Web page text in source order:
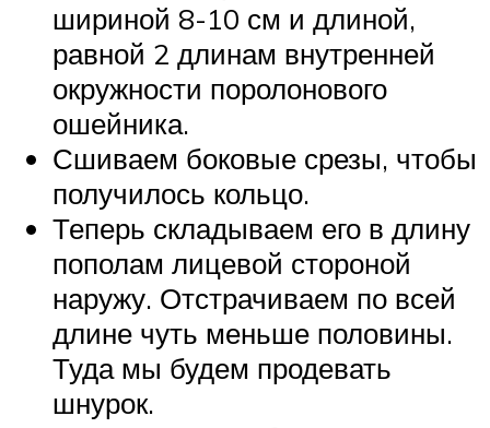
шириной 8-10 см и длиной,
равной 2 длинам внутренней
окружности поролонового
ошейника.
Сшиваем боковые срезы, чтобы
получилось кольцо.
Теперь складываем его в длину
пополам лицевой стороной
наружу. Отстрачиваем по всей
длине чуть меньше половины.
Туда мы будем продевать
шнурок.